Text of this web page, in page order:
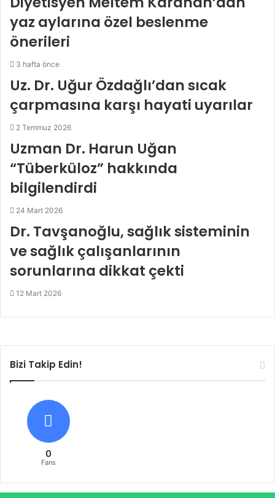
yaz aylarına özel beslenme
önerileri
3 hafta önce
Uz. Dr. Uğur Özdağlı’dan sıcak
çarpmasına karşı hayati uyarılar
2 Temmuz 2026
Uzman Dr. Harun Uğan
“Tüberküloz” hakkında
bilgilendirdi
24 Mart 2026
Dr. Tavşanoğlu, sağlık sisteminin
ve sağlık çalışanlarının
sorunlarına dikkat çekti
12 Mart 2026
Bizi Takip Edin!
0
Fans